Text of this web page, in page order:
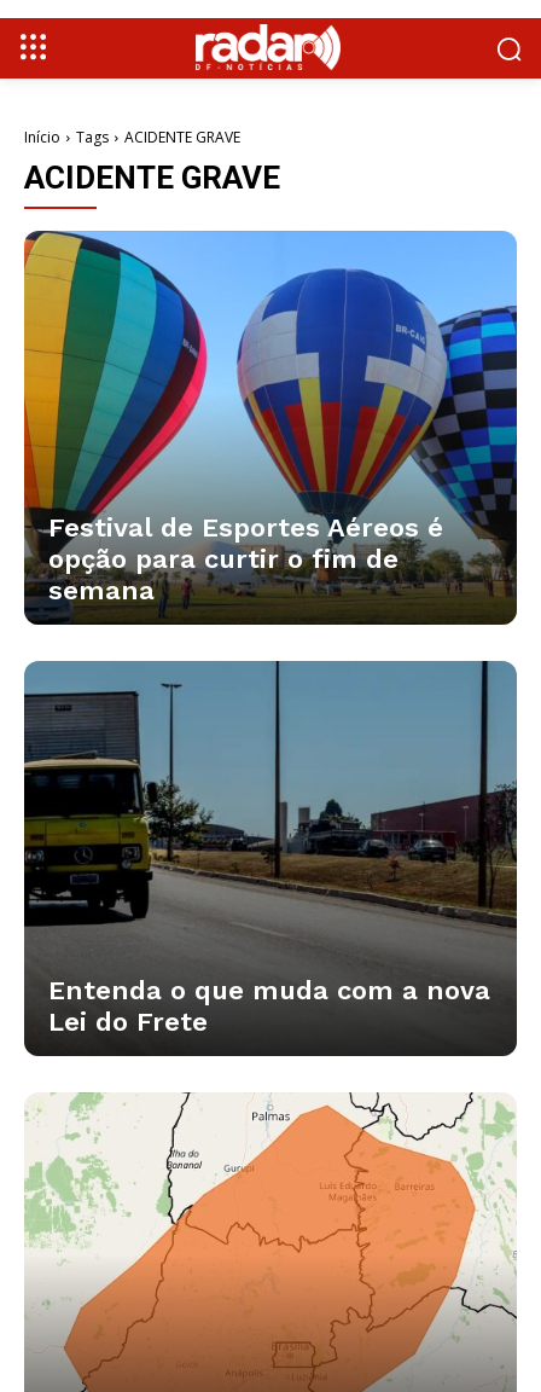
Início Tags ACIDENTE GRAVE
ACIDENTE GRAVE
Festival de Esportes Aéreos é
opção para curtir o fim de
semana
Entenda o que muda com a nova
Lei do Frete